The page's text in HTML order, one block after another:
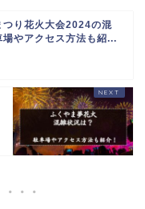
つり花火大会2024の混
やアクセス方法も紹...